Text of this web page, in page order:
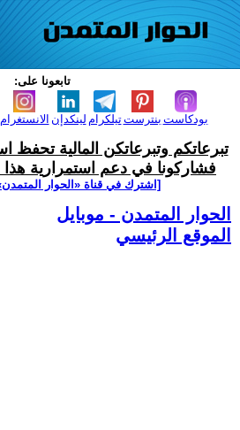
تابعونا على:
الانستغرام لينكدإن تيلكرامبنترست بودكاست
تبرعاتكم وتبرعاتكن المالية تحفظ
فشاركونا في دعم استمرارية هذا
[اشترك في قناة ‫«الحوار
الحوار المتمدن - موبايل
الموقع الرئيسي